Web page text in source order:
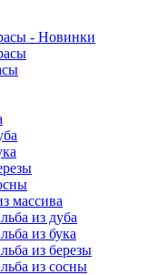
- Новинки
массива
из дуба
из бука
из березы
из сосны